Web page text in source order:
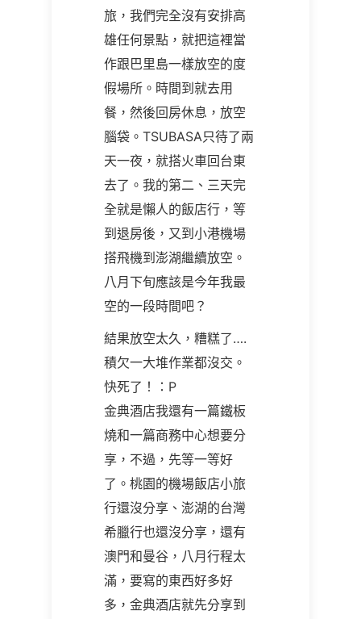
旅，我們完全沒有安排高
雄任何景點，就把這裡當
作跟巴里島一樣放空的度
假場所。時間到就去用
餐，然後回房休息，放空
腦袋。TSUBASA只待了兩
天一夜，就搭火車回台東
去了。我的第二、三天完
全就是懶人的飯店行，等
到退房後，又到小港機場
搭飛機到澎湖繼續放空。
八月下旬應該是今年我最
空的一段時間吧？
結果放空太久，糟糕了….
積欠一大堆作業都沒交。
快死了！：P
金典酒店我還有一篇鐵板
燒和一篇商務中心想要分
享，不過，先等一等好
了。桃園的機場飯店小旅
行還沒分享、澎湖的台灣
希臘行也還沒分享，還有
澳門和曼谷，八月行程太
滿，要寫的東西好多好
多，金典酒店就先分享到